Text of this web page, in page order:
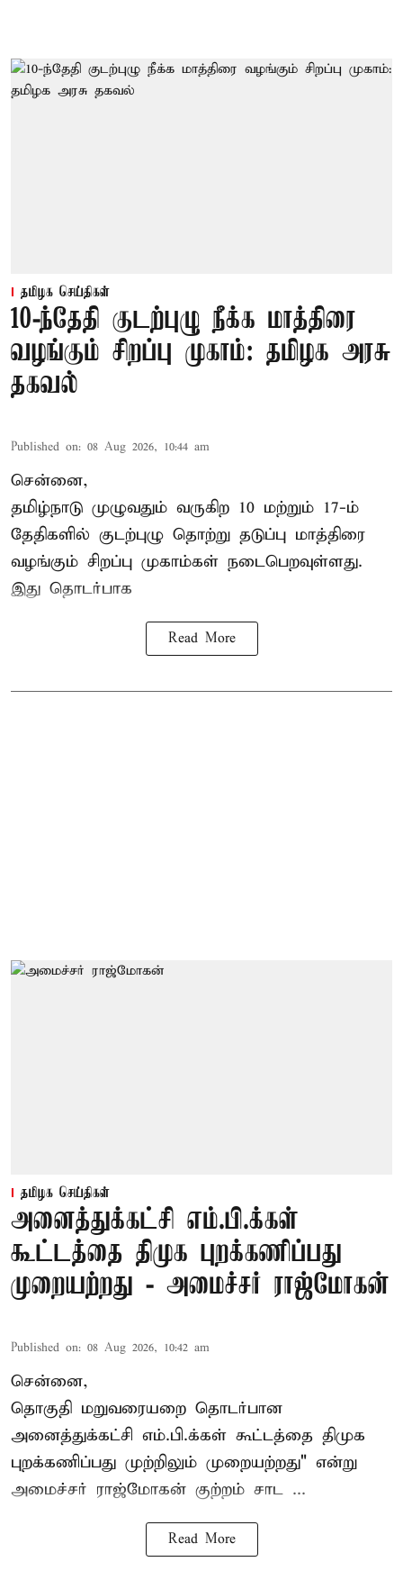
தமிழக செய்திகள்
10-ந்தேதி குடற்புழு நீக்க மாத்திரை
வழங்கும் சிறப்பு முகாம்: தமிழக அரசு
தகவல்
Published on: 08 Aug 2026, 10:44 am
சென்னை,
தமிழ்நாடு முழுவதும் வருகிற 10 மற்றும் 17-ம்
தேதிகளில் குடற்புழு தொற்று தடுப்பு மாத்திரை
வழங்கும் சிறப்பு முகாம்கள் நடைபெறவுள்ளது.
இது தொடர்பாக
Read More
தமிழக செய்திகள்
அனைத்துக்கட்சி எம்.பி.க்கள்
கூட்டத்தை திமுக புறக்கணிப்பது
முறையற்றது - அமைச்சர் ராஜ்மோகன்
Published on: 08 Aug 2026, 10:42 am
சென்னை,
தொகுதி மறுவரையறை தொடர்பான
அனைத்துக்கட்சி எம்.பி.க்கள் கூட்டத்தை திமுக
புறக்கணிப்பது முற்றிலும் முறையற்றது" என்று
அமைச்சர் ராஜ்மோகன் குற்றம் சாட ...
Read More